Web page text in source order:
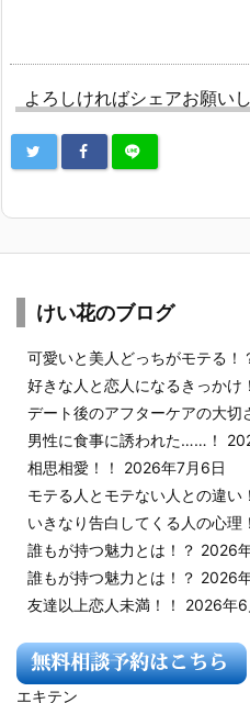
よろしければシェアお願い
けい花のブログ
可愛いと美人どっちがモテる！
好きな人と恋人になるきっかけ
デート後のアフターケアの大切
男性に食事に誘われた……！
相思相愛！！
2026年7月6日
モテる人とモテない人との違い
いきなり告白してくる人の心理
誰もが持つ魅力とは！？ 2026
誰もが持つ魅力とは！？ 2026
友達以上恋人未満！！
2026年6
エキテン